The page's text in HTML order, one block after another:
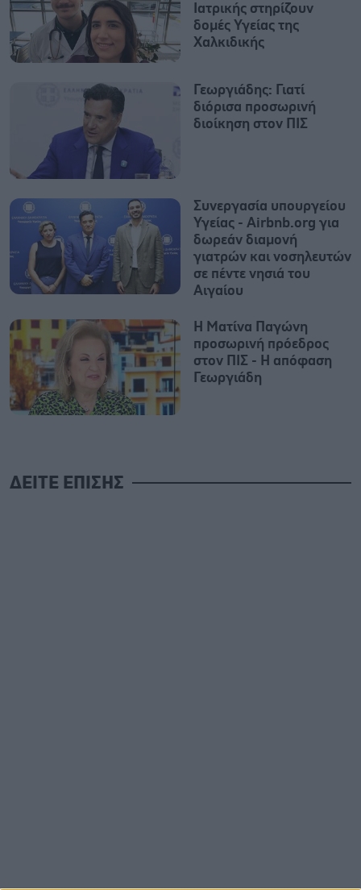
Ιατρικής στηρίζουν
δομές Υγείας της
Χαλκιδικής
Γεωργιάδης: Γιατί
διόρισα προσωρινή
διοίκηση στον ΠΙΣ
Συνεργασία υπουργείου
Υγείας - Airbnb.org για
δωρεάν διαμονή
γιατρών και νοσηλευτών
σε πέντε νησιά του
Αιγαίου
Η Ματίνα Παγώνη
προσωρινή πρόεδρος
στον ΠΙΣ - Η απόφαση
Γεωργιάδη
ΔΕΙΤΕ ΕΠΙΣΗΣ